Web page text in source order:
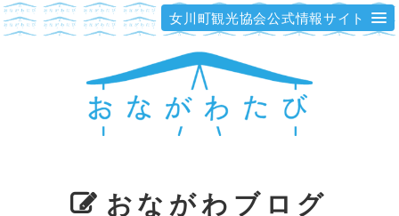
女川町観光協会公式情報サイト
おながわブログ